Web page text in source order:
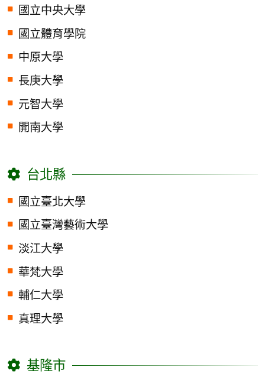
國立中央大學
國立體育學院
中原大學
長庚大學
元智大學
開南大學
台北縣
國立臺北大學
國立臺灣藝術大學
淡江大學
華梵大學
輔仁大學
真理大學
基隆市